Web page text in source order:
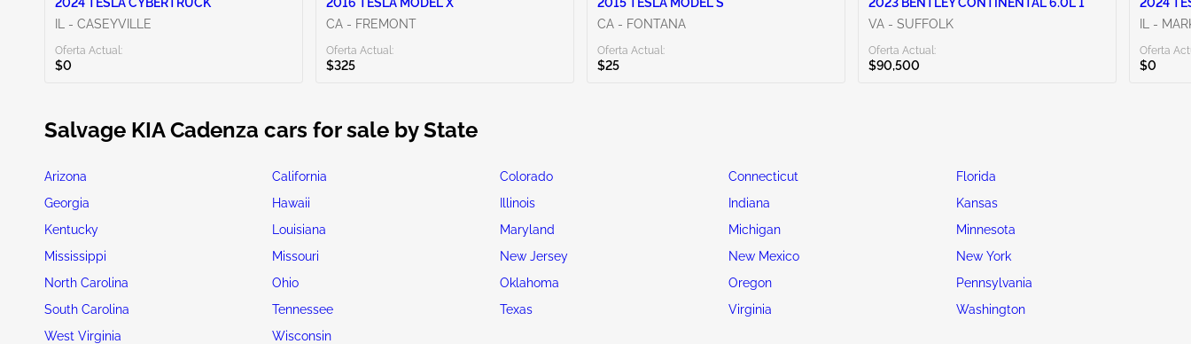
IL - CASEYVILLE
Oferta Actual:
$0
CA - FREMONT
Oferta Actual:
$325
CA - FONTANA
Oferta Actual:
$25
VA - SUFFOLK
Oferta Actual:
$90,500
IL -
Oferta
$0
Salvage KIA Cadenza cars for sale by State
Arizona California Colorado Connecticut
Florida
Georgia
Hawaii Illinois Indiana
Kansas
Kentucky
Louisiana Maryland Michigan
Minnesota
Mississippi
Missouri New Jersey New Mexico
New York
North Carolina
Ohio Oklahoma Oregon
Pennsylvania
South Carolina
Tennessee Texas Virginia
Washington
West Virginia
Wisconsin